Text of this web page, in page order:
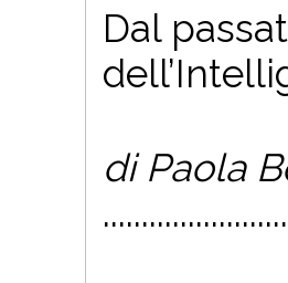
Dal
dell’
di Paola